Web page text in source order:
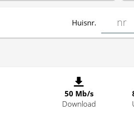
Huisnr.
50 Mb/s
Download